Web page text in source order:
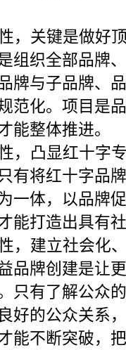
，关键是做好
组织全部品牌
牌与子品牌、
范化。项目是
能整体推进。
，凸显红十字
有将红十字品
一体，以品牌
能打造出具有
，建立社会化
品牌创建是让
只有了解公众
好的公众关系
能不断突破，